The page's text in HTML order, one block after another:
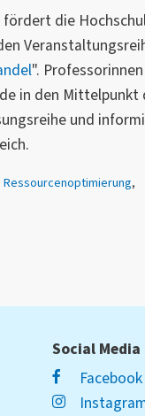
fördert die
".
in den Mittelpunkt
und
,
Social Media
Facebook